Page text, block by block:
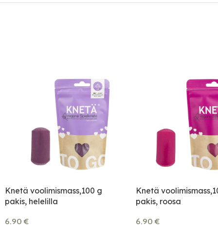
Knetä voolimismass,100 g
pakis, helelilla
6.90€
Knetä
pakis, roosa
6.90€